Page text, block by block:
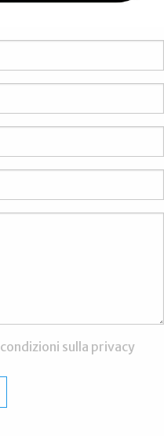
condizioni sulla privacy